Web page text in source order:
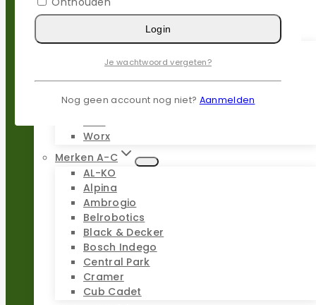
Populaire merken
Gardena
Husqvarna
Kress
Stiga
Worx
Merken A-C
AL-KO
Alpina
Ambrogio
Belrobotics
Black & Decker
Bosch Indego
Central Park
Cramer
Cub Cadet
Login
Je wachtwoord vergeten?
Nog geen account nog niet? Aanmelden